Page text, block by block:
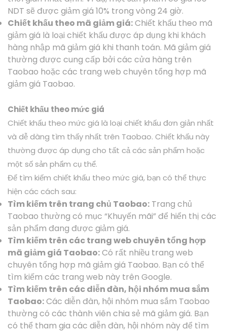
NDT sẽ được giảm giá 10% trong vòng 24 giờ.
Chiết khấu theo mã giảm giá:Chiết khấu theo mã
giảm giá là loại chiết khấu được áp dụng khi khách
hàng nhập mã giảm giá khi thanh toán. Mã giảm giá
thường được cung cấp bởi các cửa hàng trên
Taobao hoặc các trang web chuyên tổng hợp mã
giảm giá Taobao.
Chiết khấu theo mức giá
Chiết khấu theo mức giá là loại chiết khấu đơn giản nhất
và dễ dàng tìm thấy nhất trên Taobao. Chiết khấu này
thường được áp dụng cho tất cả các sản phẩm hoặc
một số sản phẩm cụ thể.
Để tìm kiếm chiết khấu theo mức giá, bạn có thể thực
hiện các cách sau:
Tìm kiếm trên trang chủ Taobao: Trang chủ
Taobao thường có mục “Khuyến mãi” để hiển thị các
sản phẩm đang được giảm giá.
Tìm kiếm trên các trang web chuyên tổng hợp
mã giảm giá Taobao:Có rất nhiều trang web
chuyên tổng hợp mã giảm giá Taobao. Bạn có thể
tìm kiếm các trang web này trên Google.
Tìm kiếm trên các diễn đàn, hội nhóm mua sắm
Taobao:Các diễn đàn, hội nhóm mua sắm Taobao
thường có các thành viên chia sẻ mã giảm giá. Bạn
có thể tham gia các diễn đàn, hội nhóm này để tìm